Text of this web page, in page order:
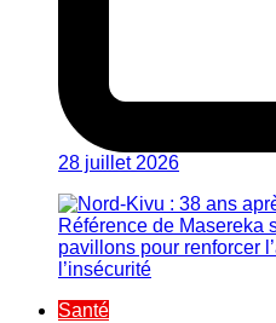
28 juillet 2026
Santé